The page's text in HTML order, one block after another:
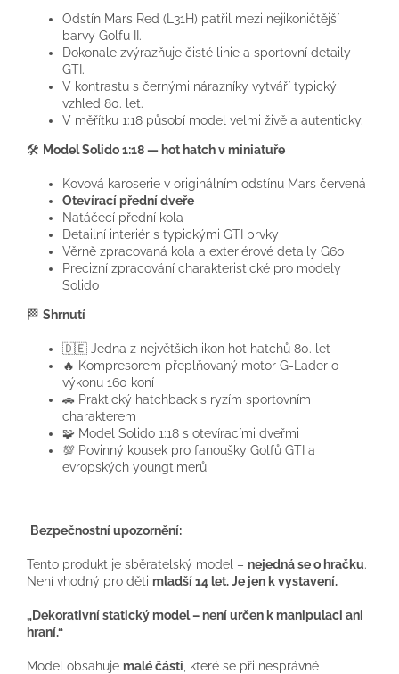
Odstín Mars Red (L31H) patřil mezi nejikoničtější
barvy Golfu II.
Dokonale zvýrazňuje čisté linie a sportovní detaily
GTI.
V kontrastu s černými nárazníky vytváří typický
vzhled 80. let.
V měřítku 1:18 působí model velmi živě a autenticky.
🛠️ Model Solido 1:18 — hot hatch v miniatuře
Kovová karoserie v originálním odstínu Mars červená
Otevírací přední dveře
Natáčecí přední kola
Detailní interiér s typickými GTI prvky
Věrně zpracovaná kola a exteriérové detaily G60
Precizní zpracování charakteristické pro modely
Solido
🏁 Shrnutí
🇩🇪 Jedna z největších ikon hot hatchů 80. let
🔥 Kompresorem přeplňovaný motor G-Lader o
výkonu 160 koní
🚗 Praktický hatchback s ryzím sportovním
charakterem
🧩 Model Solido 1:18 s otevíracími dveřmi
💯 Povinný kousek pro fanoušky Golfů GTI a
evropských youngtimerů
Bezpečnostní upozornění:
Tento produkt je sběratelský model – nejedná se o hračku.
Není vhodný pro děti mladší 14 let.Je jen k vystavení.
„Dekorativní statický model – není určen k manipulaci ani
hraní.“
Model obsahuje malé části , které se při nesprávné